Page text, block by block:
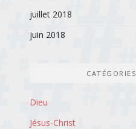
juillet 2018
juin 2018
CATÉGORIES
Dieu
Jésus-Christ